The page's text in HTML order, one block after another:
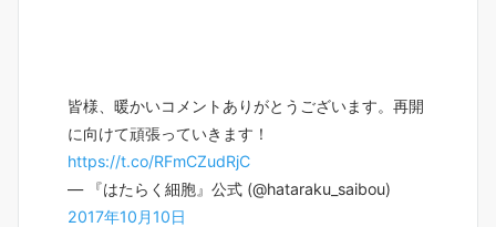
皆様、暖かいコメントありがとうございます。再開
に向けて頑張っていきます！
https://t.co/RFmCZudRjC
— 『はたらく細胞』公式 (@hataraku_saibou)
2017年10月10日